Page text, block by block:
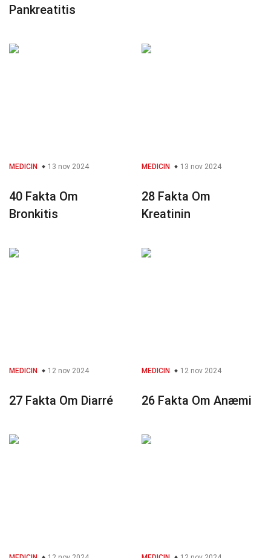
Pankreatitis
MEDICIN 13 nov 2024
40 Fakta Om
Bronkitis
MEDICIN 13 nov 2024
28 Fakta Om
Kreatinin
MEDICIN 12 nov 2024
27 Fakta Om Diarré
MEDICIN 12 nov 2024
26 Fakta Om Anæmi